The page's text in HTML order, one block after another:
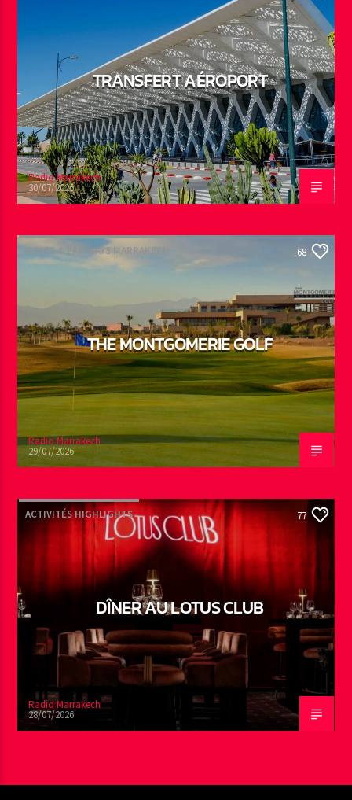
TRANSFERT AÉROPORT
Radio Marrakech
30/07/2026
GOLFS & FAIRWAYS MARRAKECH 68
THE MONTGOMERIE GOLF
Radio Marrakech
29/07/2026
ACTIVITÉS HIGHLIGHTS 77
DÎNER AU LOTUS CLUB
Radio Marrakech
28/07/2026